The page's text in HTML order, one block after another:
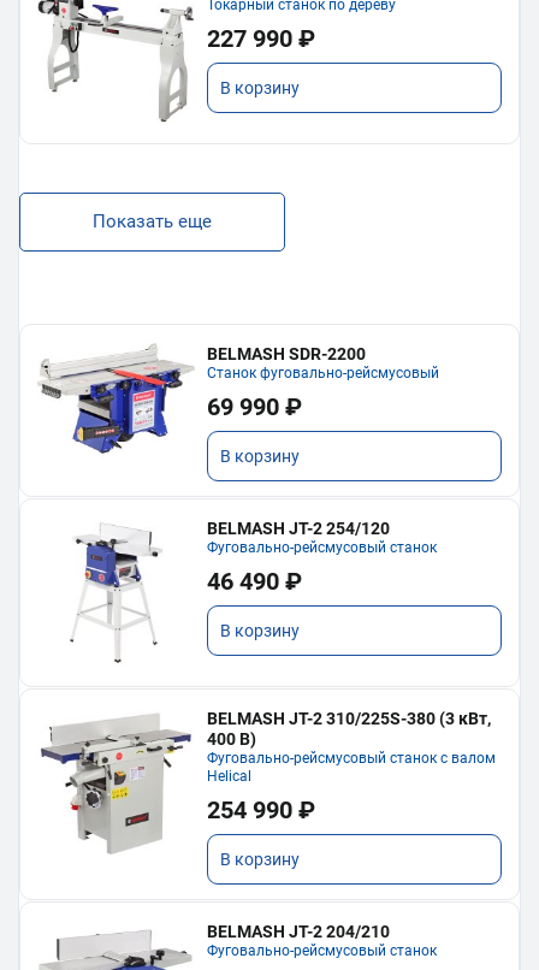
Токарный станок по дереву
227 990 ₽
В корзину
Показать еще
BELMASH SDR-2200
Станок фуговально-рейсмусовый
69 990 ₽
В корзину
BELMASH JT-2 254/120
Фуговально-рейсмусовый станок
46 490 ₽
В корзину
BELMASH JT-2 310/225S-380 (3 кВт,
400 В)
Фуговально-рейсмусовый станок с валом
Helical
254 990 ₽
В корзину
BELMASH JT-2 204/210
Фуговально-рейсмусовый станок